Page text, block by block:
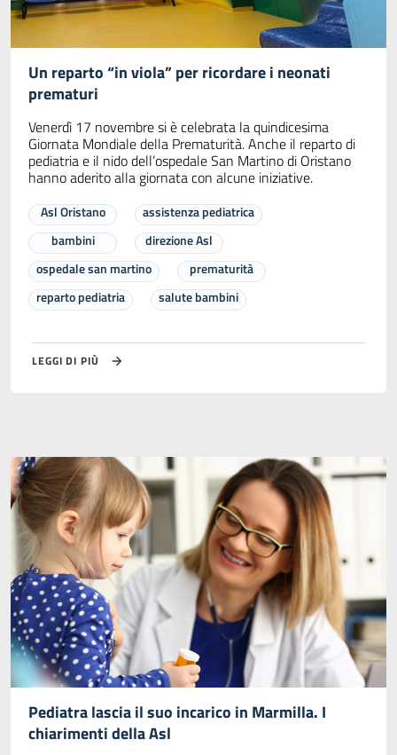
Un reparto “in viola” per ricordare i neonati
prematuri
Venerdì 17 novembre si è celebrata la quindicesima
Giornata Mondiale della Prematurità. Anche il reparto di
pediatria e il nido dell’ospedale San Martino di Oristano
hanno aderito alla giornata con alcune iniziative.
Asl Oristano
assistenza pediatrica
bambini
direzione Asl
ospedale san martino
prematurità
reparto pediatria
salute bambini
LEGGI DI PIÙ
Pediatra lascia il suo incarico in Marmilla. I
chiarimenti della Asl